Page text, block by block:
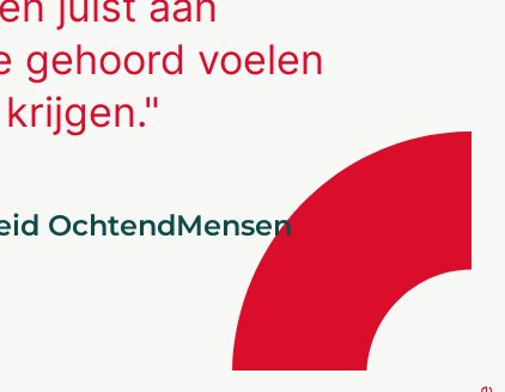
gehoord voelen
OchtendMensen